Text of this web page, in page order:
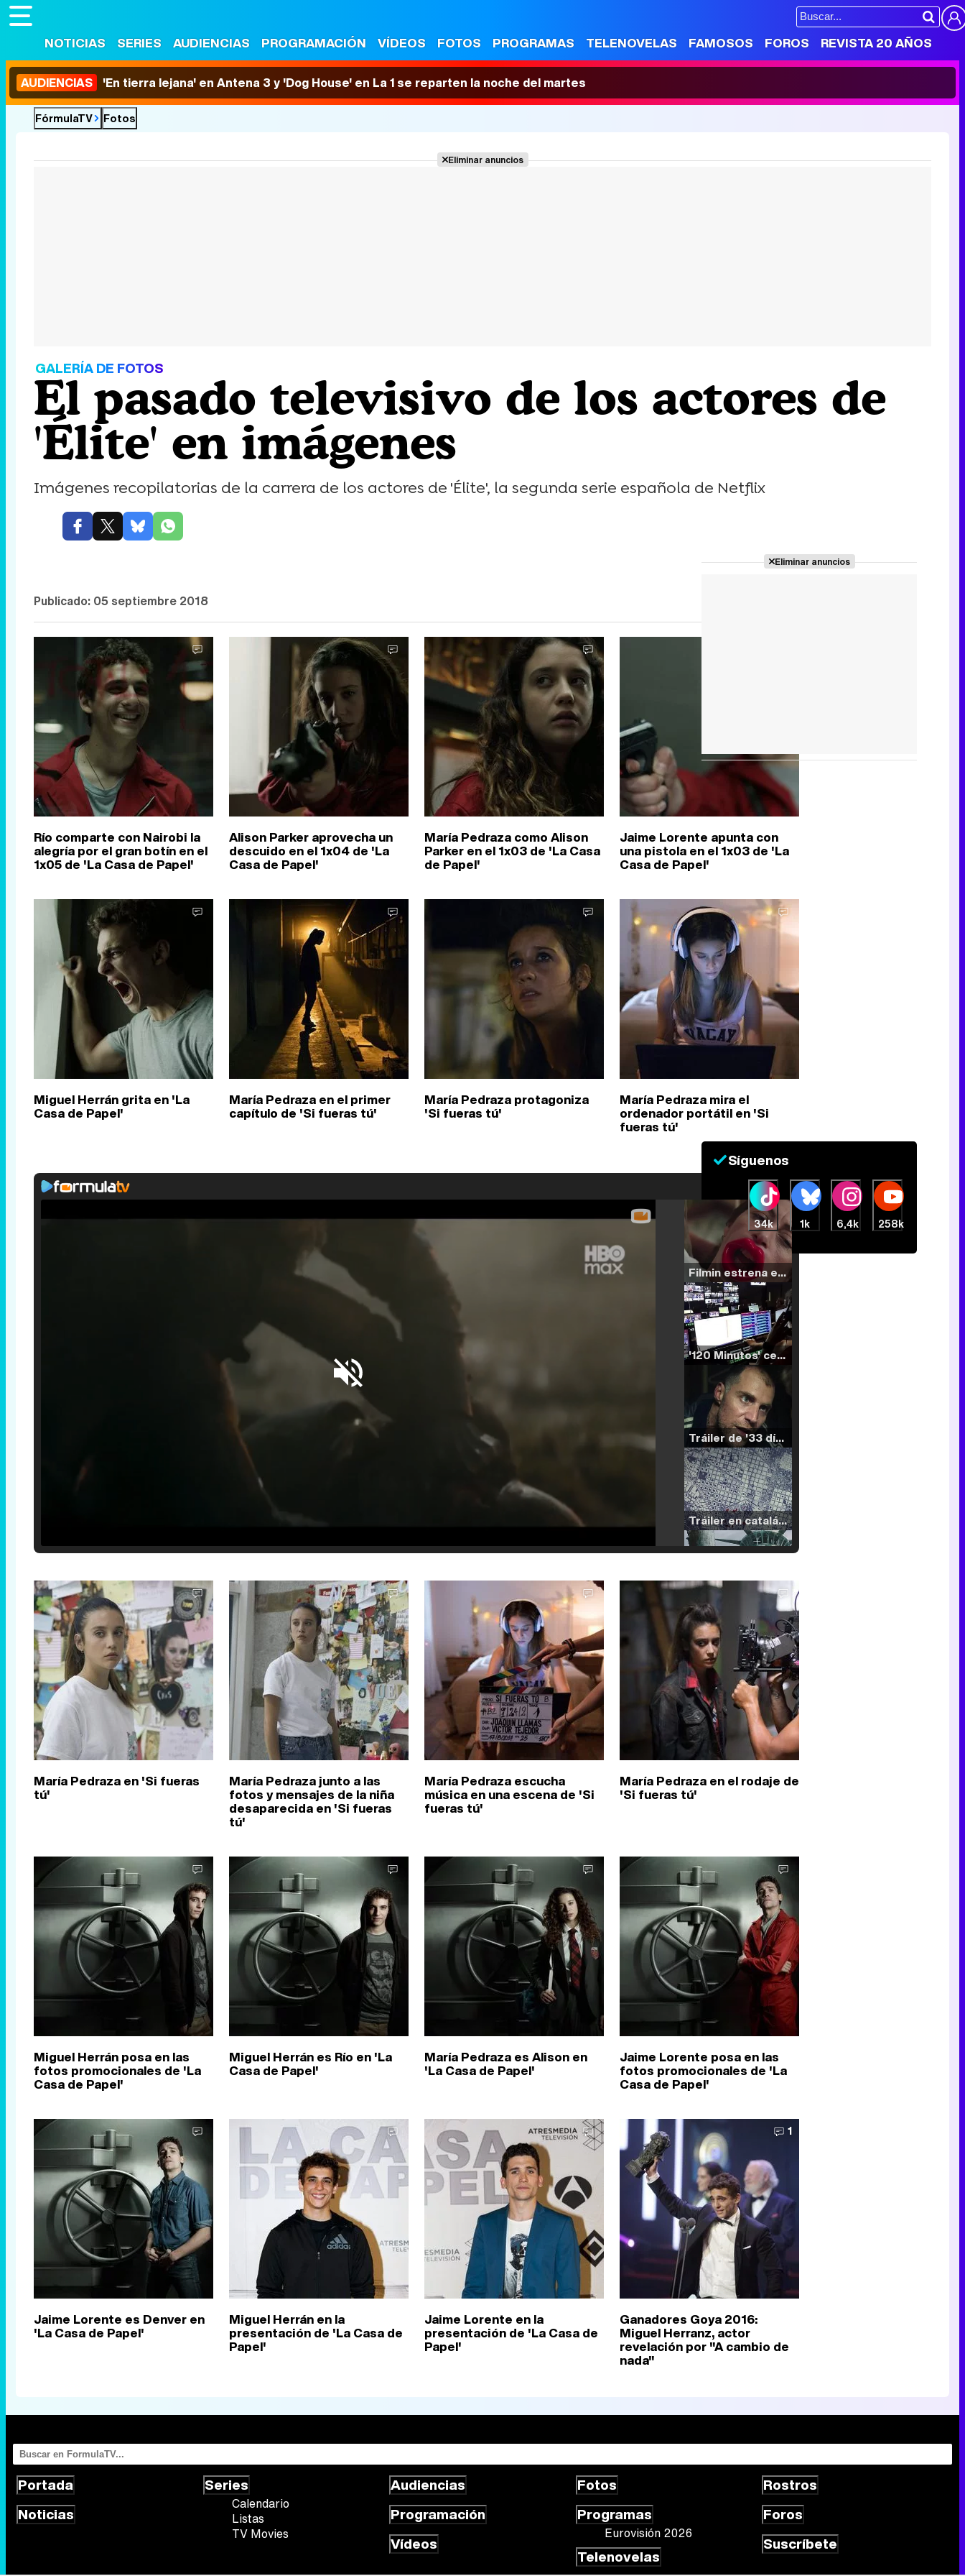
NOTICIAS SERIES AUDIENCIAS PROGRAMACIÓN VÍDEOS FOTOS PROGRAMAS TELENOVELAS FAMOSOS FOROS REVISTA 20 AÑOS
AUDIENCIAS 'En tierra lejana' en Antena 3 y 'Dog House' en La 1 se reparten la noche del martes
FórmulaTV Fotos
Eliminar anuncios
GALERÍA DE FOTOS
El pasado televisivo de los actores de
'Élite' en imágenes
Imágenes recopilatorias de la carrera de los actores de 'Élite', la segunda serie española de Netflix
Publicado: 05 septiembre 2018
Río comparte con Nairobi la
alegría por el gran botín en el
1x05 de 'La Casa de Papel'
Alison Parker aprovecha un
descuido en el 1x04 de 'La
Casa de Papel'
María Pedraza como Alison
Parker en el 1x03 de 'La Casa
de Papel'
Jaime Lorente apunta con
una pistola en el 1x03 de 'La
Casa de Papel'
Miguel Herrán grita en 'La
Casa de Papel'
Filmin estrena el tráiler de 'Millennial Mal', su nueva comedia universitaria de la mano de Lorena Iglesias
'120 Minutos' celebra sus 2.000 programas en Telemadrid con un vídeo del día a día en la redacción
Tráiler de '33 días', la nueva serie de Atresplayer con Julián Villagrán y José Manuel Poga
Tráiler en catalán de 'Ravalear', la nueva serie de HBO Max sobre los fondos buitre
Tráiler de la tercera temporada de 'The Walking Dead: Dead City' de AMC+
Canción ganadora de Eurovisión 2026: DARA con "Bangaranga" por Bulgaria
María Pedraza en el primer
capítulo de 'Si fueras tú'
María Pedraza protagoniza
'Si fueras tú'
María Pedraza mira el
ordenador portátil en 'Si
fueras tú'
María Pedraza en 'Si fueras
tú'
María Pedraza junto a las
fotos y mensajes de la niña
desaparecida en 'Si fueras
tú'
María Pedraza escucha
música en una escena de 'Si
fueras tú'
María Pedraza en el rodaje de
'Si fueras tú'
Miguel Herrán posa en las
fotos promocionales de 'La
Casa de Papel'
Miguel Herrán es Río en 'La
Casa de Papel'
María Pedraza es Alison en
'La Casa de Papel'
Jaime Lorente posa en las
fotos promocionales de 'La
Casa de Papel'
Jaime Lorente es Denver en
'La Casa de Papel'
Miguel Herrán en la
presentación de 'La Casa de
Papel'
Jaime Lorente en la
presentación de 'La Casa de
Papel'
1
Ganadores Goya 2016:
Miguel Herranz, actor
revelación por "A cambio de
nada"
Eliminar anuncios
Síguenos
34k 1k 6,4k 258k
Portada
Noticias
Series
Calendario
Listas
TV Movies
Audiencias
Programación
Vídeos
Fotos
Programas
Eurovisión 2026
Telenovelas
Rostros
Foros
Suscríbete